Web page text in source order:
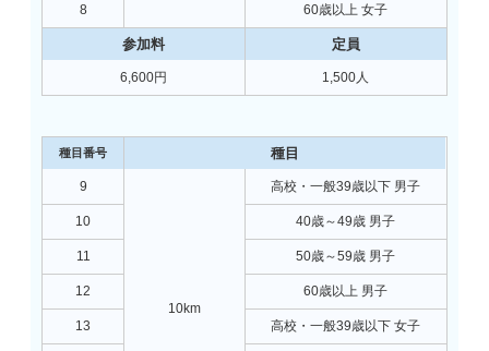
6,600円 1,500人
8 60歳以上 女子
9
10km
高校・一般39歳以下 男子
10 40歳～49歳 男子
11 50歳～59歳 男子
12 60歳以上 男子
13 高校・一般39歳以下 女子